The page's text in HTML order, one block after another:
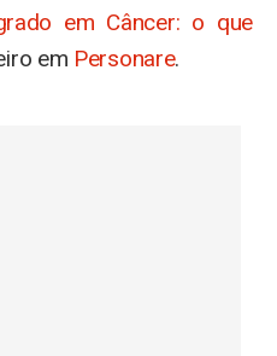
em Câncer: o que
em Personare.